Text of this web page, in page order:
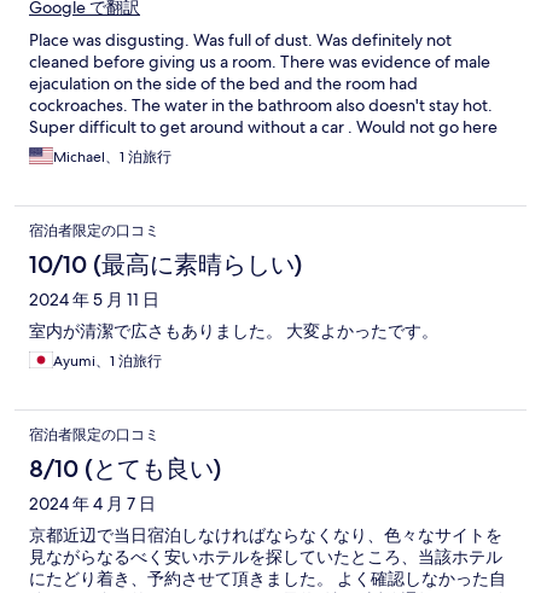
Google で翻訳
Place was disgusting. Was full of dust. Was definitely not
cleaned before giving us a room. There was evidence of male
ejaculation on the side of the bed and the room had
cockroaches. The water in the bathroom also doesn't stay hot.
Super difficult to get around without a car . Would not go here
they should take this off Expedia.
Michael、1 泊旅行
宿泊者限定の口コミ
10/10 (最高に素晴らしい)
2024 年 5 月 11 日
室内が清潔で広さもありました。 大変よかったです。
Ayumi、1 泊旅行
宿泊者限定の口コミ
8/10 (とても良い)
2024 年 4 月 7 日
京都近辺で当日宿泊しなければならなくなり、色々なサイトを
見ながらなるべく安いホテルを探していたところ、当該ホテル
にたどり着き、予約させて頂きました。 よく確認しなかった自